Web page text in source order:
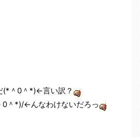
(*＾0＾*)←言い訳？
0＾*)/←んなわけないだろっ